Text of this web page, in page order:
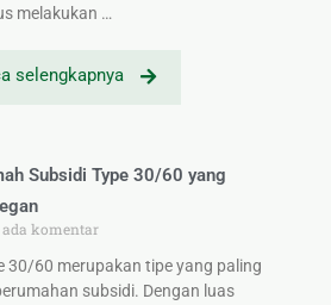
melakukan …
selengkapnya
Subsidi Type 30/60 yang
komentar
30/60 merupakan tipe yang paling
subsidi. Dengan luas